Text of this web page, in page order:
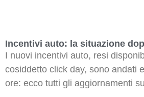
Incentivi auto: la situazione
I nuovi incentivi auto, resi
cosiddetto click day, sono andati
ore: ecco tutti gli aggiornamenti